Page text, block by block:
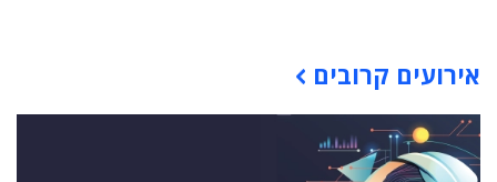
אירועים קרובים